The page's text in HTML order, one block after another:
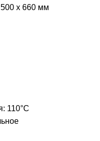
x 660 мм
110°C